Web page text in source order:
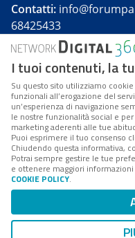
Contatti:
68425433
Forumpa.itè una
presso Registro della
Reg. n. 182 del 2
FPA s.r.l. è
Coordinamento da
è un'azienda
Codice Fiscale/Partita
n.
I tuoi contenuti, la
Su questo sito utilizziamo
funzionali all’erogazione del
un’esperienza di navigazione
le nostre funzionalità social e
marketing aderenti alle tue
Puoi esprimere il tuo consenso
Chiudendo questa informativa,
Potrai sempre gestire le tue
e ottenere maggiori
COOKIE POLICY.